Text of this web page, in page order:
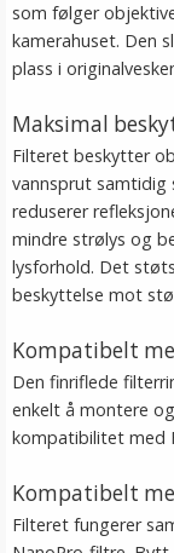
som følger
kamerahuset. Den
plass i
Maksimal
Filteret beskytter
vannsprut samtidig
reduserer
mindre strølys og
lysforhold. Det
beskyttelse mot
Kompatibelt
Den finriflede
enkelt å montere
kompatibilitet med
Kompatibelt
Filteret fungerer